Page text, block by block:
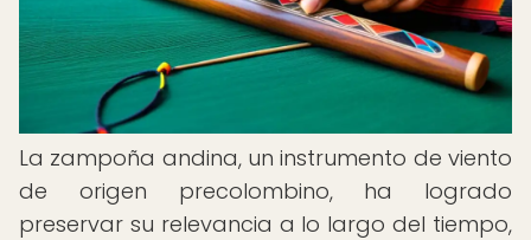
La zampoña andina, un instrumento de viento
de origen precolombino, ha logrado
preservar su relevancia a lo largo del tiempo,